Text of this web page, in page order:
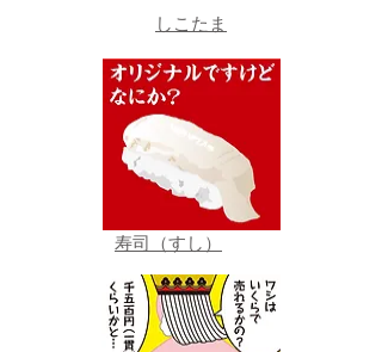
しこたま
寿司（すし）